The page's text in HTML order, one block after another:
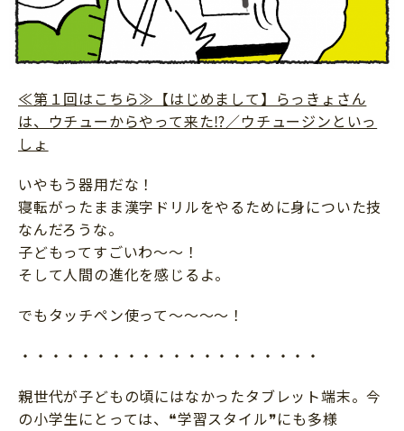
≪第１回はこちら≫【はじめまして】らっきょさん
は、ウチューからやって来た⁉／ウチュージンといっ
しょ
いやもう器用だな！
寝転がったまま漢字ドリルをやるために身についた技
なんだろうな。
子どもってすごいわ～～！
そして人間の進化を感じるよ。
でもタッチペン使って～～～～！
・・・・・・・・・・・・・・・・・・・・
親世代が子どもの頃にはなかったタブレット端末。今
の小学生にとっては、❝学習スタイル❞にも多様